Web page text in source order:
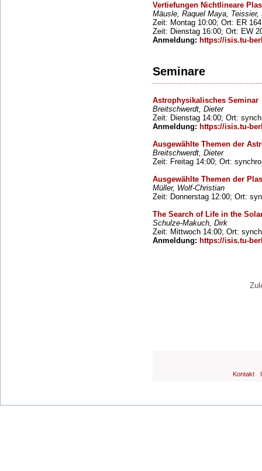
Vertiefungen Nichtlineare
Mäusle, Raquel Maya, Teissier,
Zeit: Montag 10:00; Ort: ER
Zeit: Dienstag 16:00; Ort: EW
Anmeldung: https://isis.tu-
Seminare
Astrophysikalisches Seminar
Breitschwerdt, Dieter
Zeit: Dienstag 14:00; Ort:
Anmeldung: https://isis.tu-
Ausgewählte Themen der
Breitschwerdt, Dieter
Zeit: Freitag 14:00; Ort:
Ausgewählte Themen der
Müller, Wolf-Christian
Zeit: Donnerstag 12:00; Ort:
The Search of Life in the
Schulze-Makuch, Dirk
Zeit: Mittwoch 14:00; Ort:
Anmeldung: https://isis.tu-
Kontakt